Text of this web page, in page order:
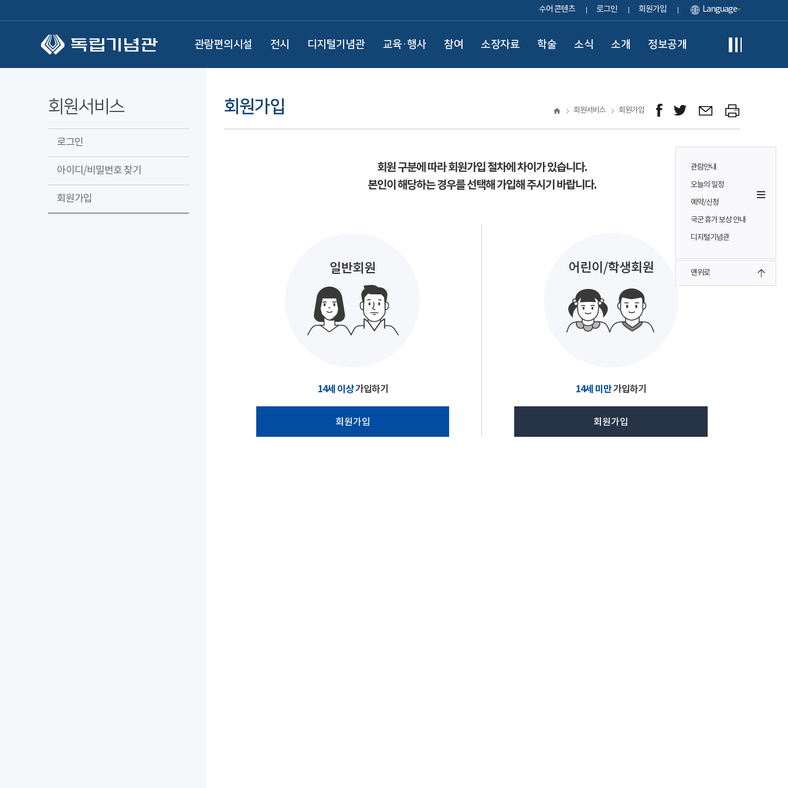
수어 콘텐츠 로그인 회원가입 Language
관람편의시설 전시 디지털기념관 교육·행사 참여 소장자료 학술 소식 소개 정보공개
회원서비스
로그인
아이디/비밀번호 찾기
회원가입
회원가입 회원서비스 회원가입
회원 구분에 따라 회원가입 절차에 차이가 있습니다.
본인이 해당하는 경우를 선택해 가입해 주시기 바랍니다.
14세 이상가입하기
회원가입
14세 미만가입하기
회원가입
관람안내
오늘의 일정
예약/신청
국군 휴가 보상 안내
디지털기념관
맨위로